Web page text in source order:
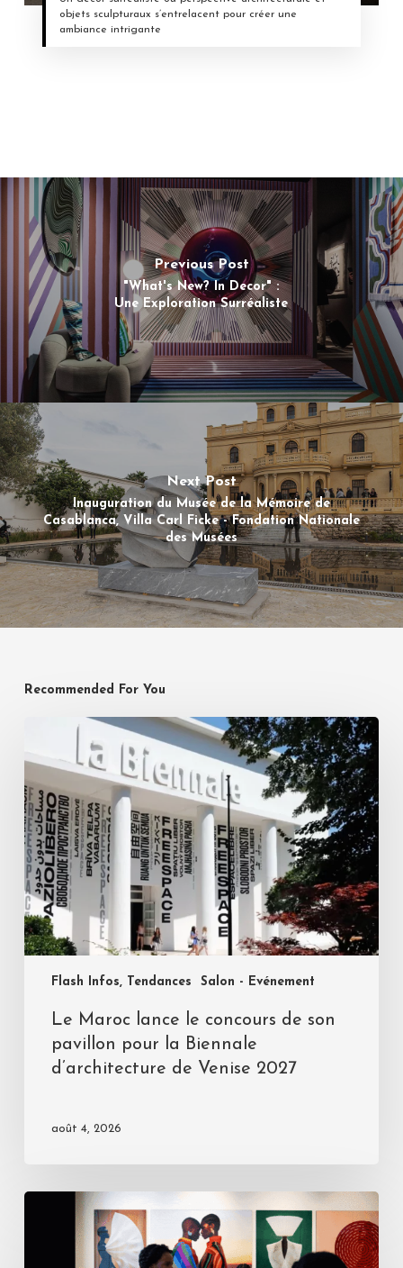
objets sculpturaux s’entrelacent pour créer une
ambiance intrigante
Previous Post
"What's New? In Decor" :
Une Exploration Surréaliste
Next Post
Inauguration du Musée de la Mémoire de
Casablanca, Villa Carl Ficke - Fondation Nationale
des Musées
Recommended For You
Flash Infos, Tendances Salon - Evénement
Le Maroc lance le concours de son
pavillon pour la Biennale
d’architecture de Venise 2027
août 4, 2026